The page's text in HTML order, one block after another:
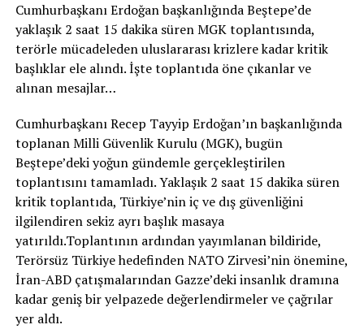
Cumhurbaşkanı Erdoğan başkanlığında Beştepe’de
yaklaşık 2 saat 15 dakika süren MGK toplantısında,
terörle mücadeleden uluslararası krizlere kadar kritik
başlıklar ele alındı. İşte toplantıda öne çıkanlar ve
alınan mesajlar…
Cumhurbaşkanı Recep Tayyip Erdoğan’ın başkanlığında
toplanan Milli Güvenlik Kurulu (MGK), bugün
Beştepe’deki yoğun gündemle gerçekleştirilen
toplantısını tamamladı. Yaklaşık 2 saat 15 dakika süren
kritik toplantıda, Türkiye’nin iç ve dış güvenliğini
ilgilendiren sekiz ayrı başlık masaya
yatırıldı.Toplantının ardından yayımlanan bildiride,
Terörsüz Türkiye hedefinden NATO Zirvesi’nin önemine,
İran-ABD çatışmalarından Gazze’deki insanlık dramına
kadar geniş bir yelpazede değerlendirmeler ve çağrılar
yer aldı.